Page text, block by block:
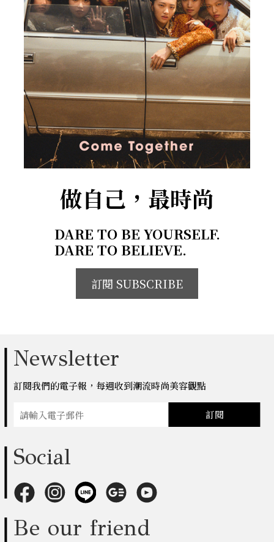
做自己，最時尚
DARE TO BE YOURSELF.
DARE TO BELIEVE.
訂閱 SUBSCRIBE
Newsletter
訂閱我們的電子報，每週收到潮流時尚美容觀點
訂閱
Social
Be our friend